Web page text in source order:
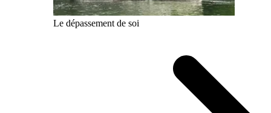
Le dépassement de soi